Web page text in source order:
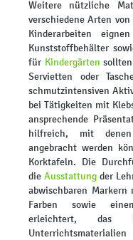
Weitere nützliche
verschiedene Arten
Kinderarbeiten
Kunststoffbehälter
für Kindergärten
Servietten oder
schmutzintensiven
bei Tätigkeiten mit
ansprechende
hilfreich, mit
angebracht werden
Korktafeln. Die
die Ausstattung der
abwischbaren
Farben sowie
erleichtert, das